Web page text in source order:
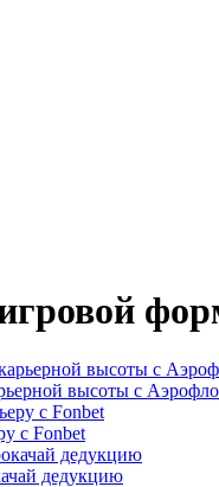
высоты с
с Fonbet
дедукцию